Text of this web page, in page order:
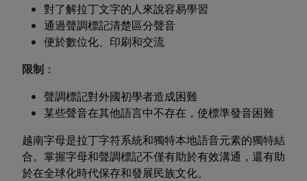
對了解拉丁文字的人來說容易學習
通過聲調標記清楚區分聲音
便於數位化、印刷和交流
限制 ：
聲調標記對外國初學者造成困難
某些聲音在其他語言中不存在，使標準發音困難
越南字母是拉丁字符系統和獨特本地語音元素的獨特結
合。掌握字母和聲調標記不僅有助於有效溝通，還有助
於在全球化時代保存和發展民族文化。